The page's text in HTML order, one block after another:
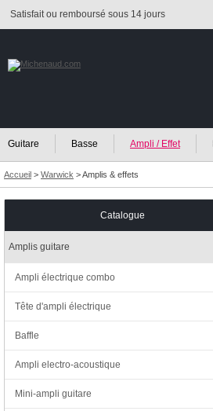
Satisfait ou remboursé sous 14 jours
Guitare Basse Ampli / Effet
Accueil > Warwick >Amplis & effets
Catalogue
Amplis guitare
Ampli électrique combo
Tête d'ampli électrique
Baffle
Ampli electro-acoustique
Mini-ampli guitare